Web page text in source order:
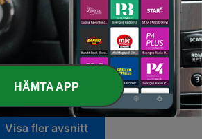
กะสัน
าทศรถ แผ่นดินที่ถูกมองข้าม
Visa fler avsnitt
HÄMTA APP